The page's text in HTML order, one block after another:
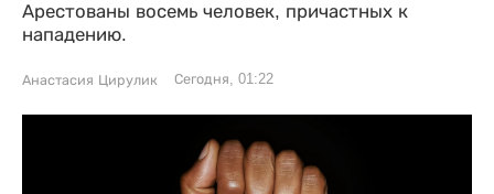
Арестованы восемь человек, причастных к
нападению.
Анастасия Цирулик Сегодня, 01:22